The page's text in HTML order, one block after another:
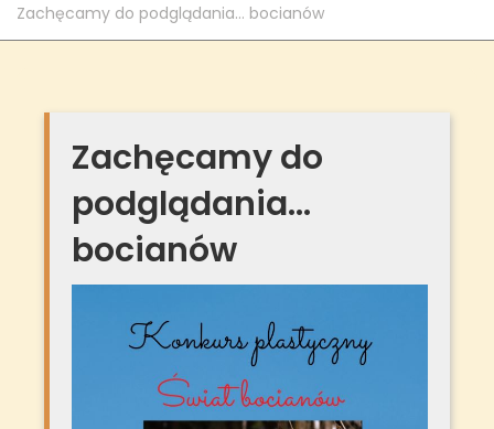
Zachęcamy do podglądania… bocianów
Zachęcamy do
podglądania…
bocianów